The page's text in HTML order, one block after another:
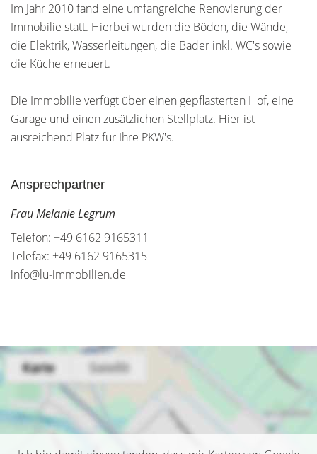
Im Jahr 2010 fand eine umfangreiche Renovierung der
Immobilie statt. Hierbei wurden die Böden, die Wände,
die Elektrik, Wasserleitungen, die Bäder inkl. WC's sowie
die Küche erneuert.
Die Immobilie verfügt über einen gepflasterten Hof, eine
Garage und einen zusätzlichen Stellplatz. Hier ist
ausreichend Platz für Ihre PKW's.
Ansprechpartner
Frau Melanie Legrum
Telefon: +49 6162 9165311
Telefax: +49 6162 9165315
info@lu-immobilien.de